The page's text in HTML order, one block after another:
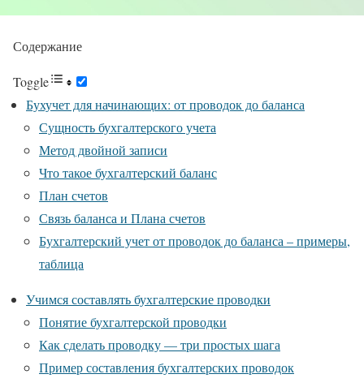
Содержание
Toggle
Бухучет для начинающих: от проводок до баланса
Сущность бухгалтерского учета
Метод двойной записи
Что такое бухгалтерский баланс
План счетов
Связь баланса и Плана счетов
Бухгалтерский учет от проводок до баланса – примеры,
таблица
Учимся составлять бухгалтерские проводки
Понятие бухгалтерской проводки
Как сделать проводку — три простых шага
Пример составления бухгалтерских проводок